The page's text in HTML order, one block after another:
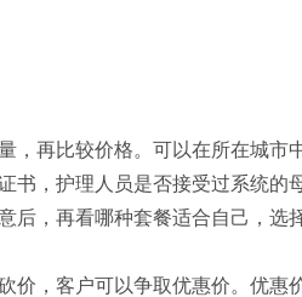
再比较价格。可以在所在城市
书，护理人员是否接受过系统的
，再看哪种套餐适合自己，选
，客户可以争取优惠价。优惠